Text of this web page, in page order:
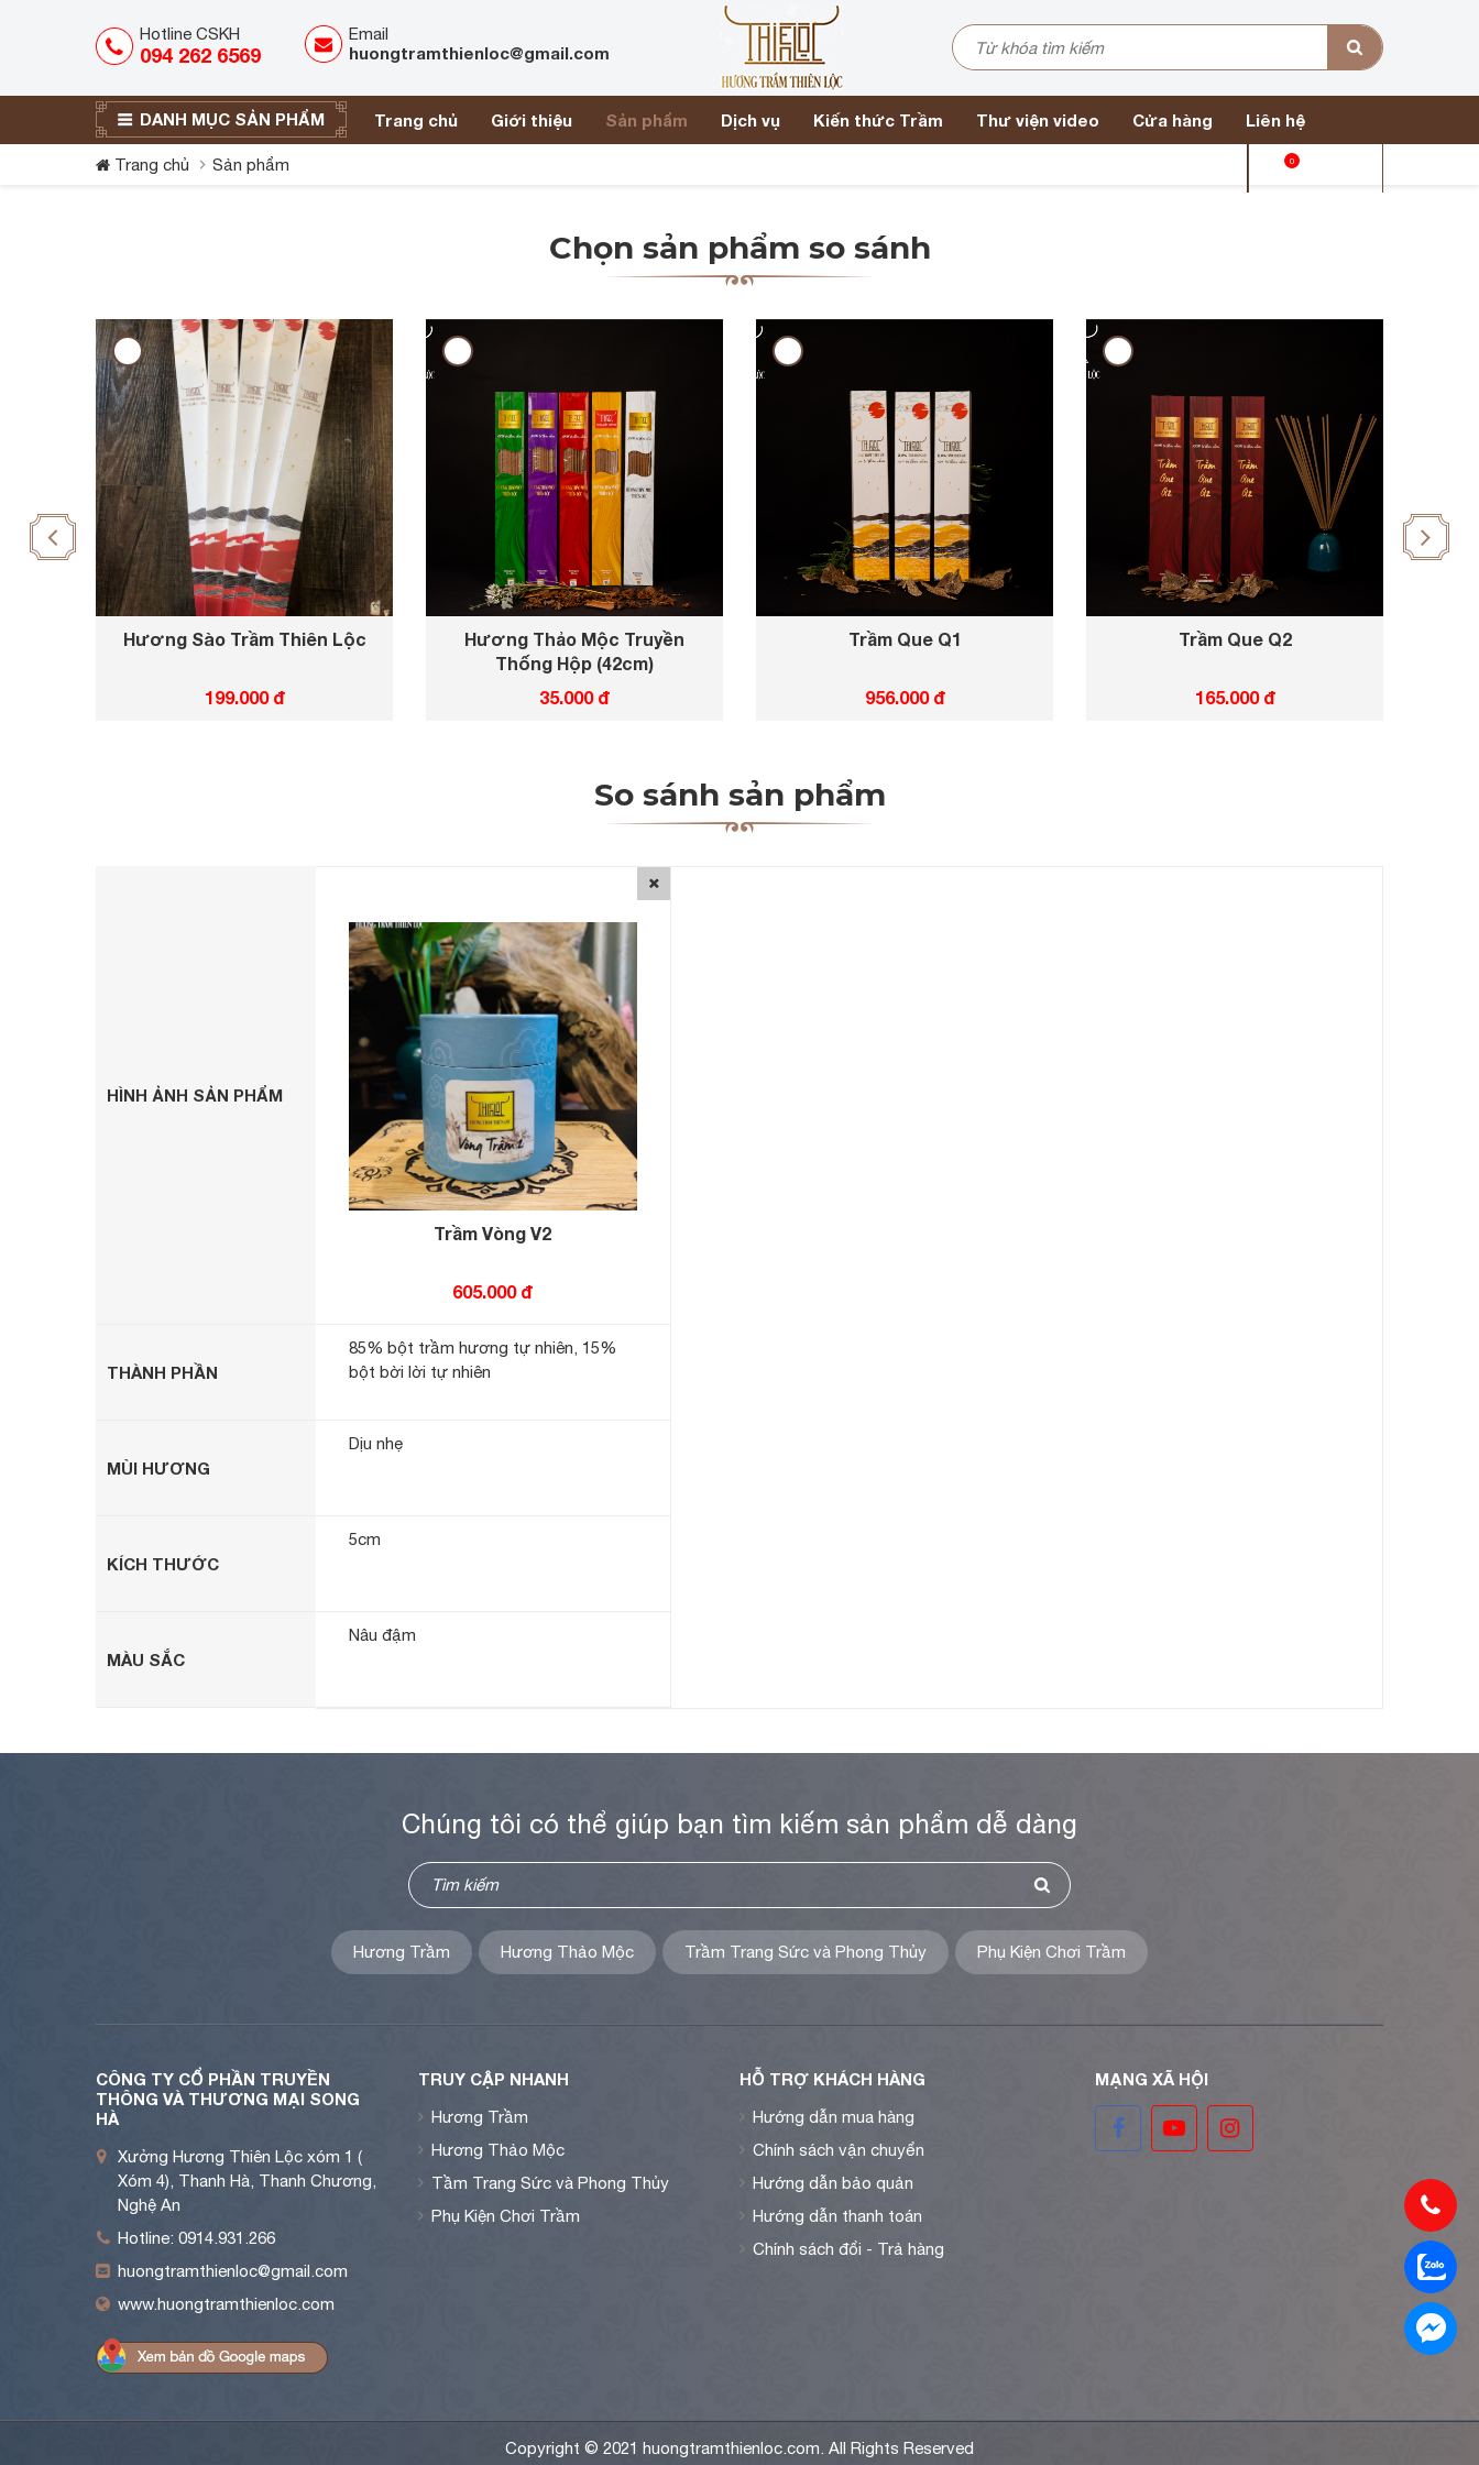
Hotline CSKH
094 262 6569
Email
huongtramthienloc@gmail.com
DANH MỤC SẢN PHẨM Trang chủ Giới thiệu Sản phẩm Dịch vụ Kiến thức Trầm Thư viện video Cửa hàng Liên hệ
0 Giỏ hàng
Trang chủ Sản phẩm
Chọn sản phẩm so sánh
Hương Sào Trầm Thiên Lộc
199.000 đ
Hương Thảo Mộc Truyền
Thống Hộp (42cm)
35.000 đ
Trầm Que Q1
956.000 đ
Trầm Que Q2
165.000 đ
So sánh sản phẩm
HÌNH ẢNH SẢN PHẨM
THÀNH PHẦN
MÙI HƯƠNG
KÍCH THƯỚC
MÀU SẮC
Trầm Vòng V2
605.000 đ
85% bột trầm hương tự nhiên, 15%
bột bời lời tự nhiên
Dịu nhẹ
5cm
Nâu đậm
Chúng tôi có thể giúp bạn tìm kiếm sản phẩm dễ dàng
Hương Trầm Hương Thảo Mộc Trầm Trang Sức và Phong Thủy Phụ Kiện Chơi Trầm
CÔNG TY CỔ PHẦN TRUYỀN
THÔNG VÀ THƯƠNG MẠI SONG
HÀ
Xưởng Hương Thiên Lộc xóm 1 (
Xóm 4), Thanh Hà, Thanh Chương,
Nghệ An
Hotline: 0914.931.266
huongtramthienloc@gmail.com
www.huongtramthienloc.com
TRUY CẬP NHANH
Hương Trầm
Hương Thảo Mộc
Tầm Trang Sức và Phong Thủy
Phụ Kiện Chơi Trầm
HỖ TRỢ KHÁCH HÀNG
Hướng dẫn mua hàng
Chính sách vận chuyển
Hướng dẫn bảo quản
Hướng dẫn thanh toán
Chính sách đổi - Trả hàng
MẠNG XÃ HỘI
Copyright © 2021 huongtramthienloc.com. All Rights Reserved